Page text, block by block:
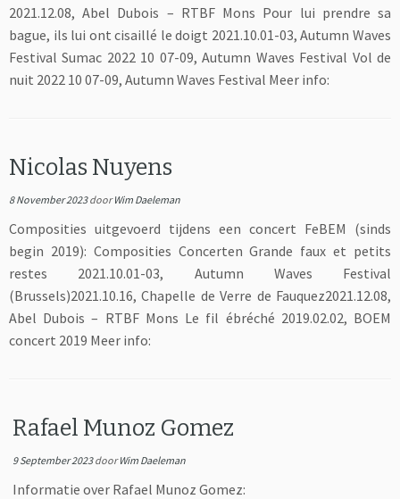
2021.12.08, Abel Dubois – RTBF Mons Pour lui prendre sa
bague, ils lui ont cisaillé le doigt 2021.10.01-03, Autumn Waves
Festival Sumac 2022 10 07-09, Autumn Waves Festival Vol de
nuit 2022 10 07-09, Autumn Waves Festival Meer info:
Nicolas Nuyens
8 November 2023 doorWim Daeleman
Composities uitgevoerd tijdens een concert FeBEM (sinds
begin 2019): Composities Concerten Grande faux et petits
restes 2021.10.01-03, Autumn Waves Festival
(Brussels)2021.10.16, Chapelle de Verre de Fauquez2021.12.08,
Abel Dubois – RTBF Mons Le fil ébréché 2019.02.02, BOEM
concert 2019 Meer info:
Rafael Munoz Gomez
9 September 2023doorWim Daeleman
Informatie over Rafael Munoz Gomez: